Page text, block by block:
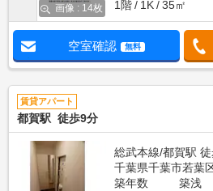
画像 : 14枚
1階
1K 35㎡
空室確認 無料
賃貸アパート
都賀駅 徒歩9分
総武本線/都賀駅
千葉県千葉市若葉
築年数
築浅